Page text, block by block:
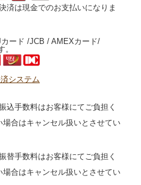
済は現金でのお支払いになりま
ード /JCB / AMEXカード/
。
込手数料はお客様にてご負担く
合はキャンセル扱いとさせてい
替手数料はお客様にてご負担く
合はキャンセル扱いとさせてい